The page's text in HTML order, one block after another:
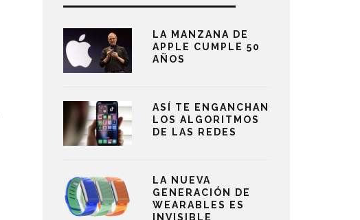
LA MANZANA DE
APPLE CUMPLE 50
AÑOS
ASÍ TE ENGANCHAN
LOS ALGORITMOS
DE LAS REDES
LA NUEVA
GENERACIÓN DE
WEARABLES ES
INVISIBLE